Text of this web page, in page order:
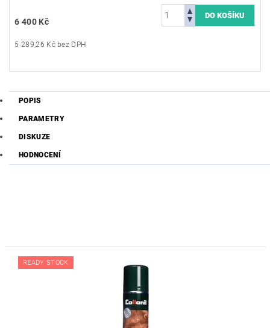
6 400 Kč
5 289,26 Kč bez DPH
POPIS
PARAMETRY
DISKUZE
HODNOCENÍ
READY STOCK